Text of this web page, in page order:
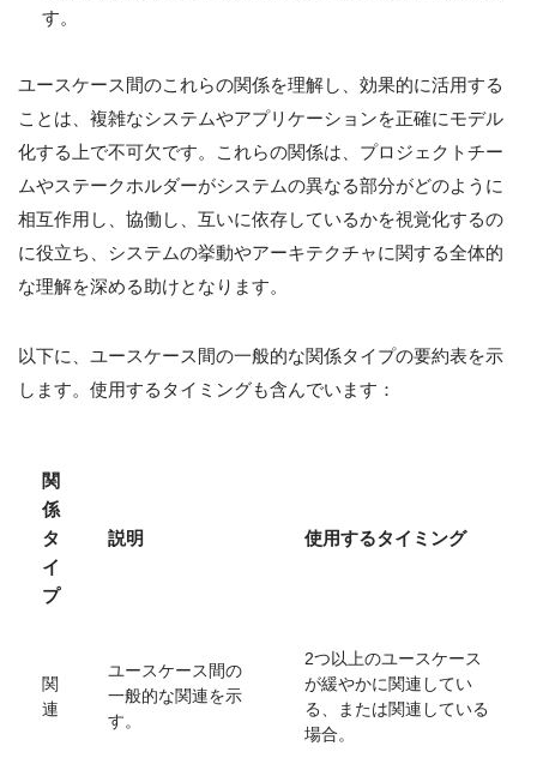
す。
ユースケース間のこれらの関係を理解し、効果的に活用する
ことは、複雑なシステムやアプリケーションを正確にモデル
化する上で不可欠です。これらの関係は、プロジェクトチー
ムやステークホルダーがシステムの異なる部分がどのように
相互作用し、協働し、互いに依存しているかを視覚化するの
に役立ち、システムの挙動やアーキテクチャに関する全体的
な理解を深める助けとなります。
以下に、ユースケース間の一般的な関係タイプの要約表を示
します。使用するタイミングも含んでいます：
関
係
タ
イ
プ
説明 使用するタイミング
関
連
ユースケース間の
一般的な関連を示
す。
2つ以上のユースケース
が緩やかに関連してい
る、または関連している
場合。